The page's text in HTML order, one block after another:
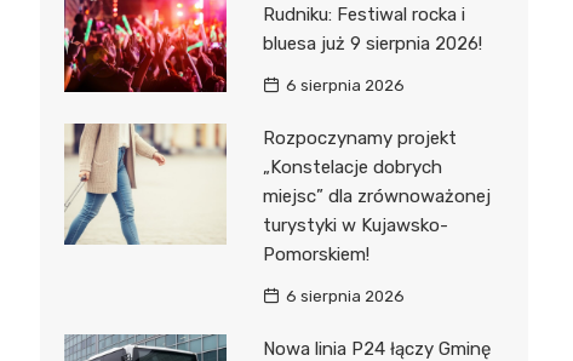
Rudniku: Festiwal rocka i
bluesa już 9 sierpnia 2026!
6 sierpnia 2026
Rozpoczynamy projekt
„Konstelacje dobrych
miejsc” dla zrównoważonej
turystyki w Kujawsko-
Pomorskiem!
6 sierpnia 2026
Nowa linia P24 łączy Gminę